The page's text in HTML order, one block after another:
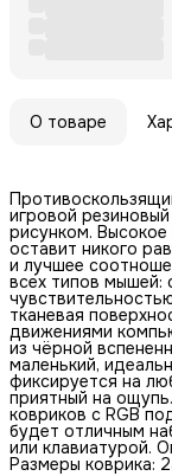
О товаре
игровой
рисунком. Высокое
оставит никого
и лучшее
всех типов мышей:
тканевая
движениями
из чёрной
маленький,
фиксируется на
приятный на
ковриков с RGB
будет отличным
или клавиатурой.
Размеры коврика: